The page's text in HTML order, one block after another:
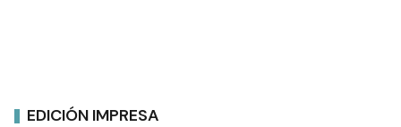
EDICIÓN IMPRESA